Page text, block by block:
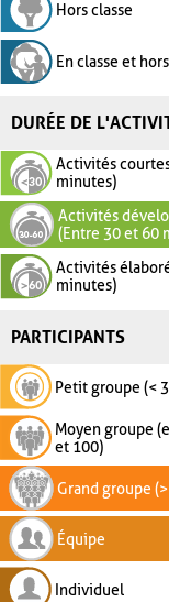
Hors classe
En classe et
DURÉE DE
Activités
minutes)
Activités
(Entre 30 et 60
Activités
minutes)
PARTICIPANTS
Petit groupe (<
Moyen groupe
et 100)
Grand groupe
Équipe
Individuel